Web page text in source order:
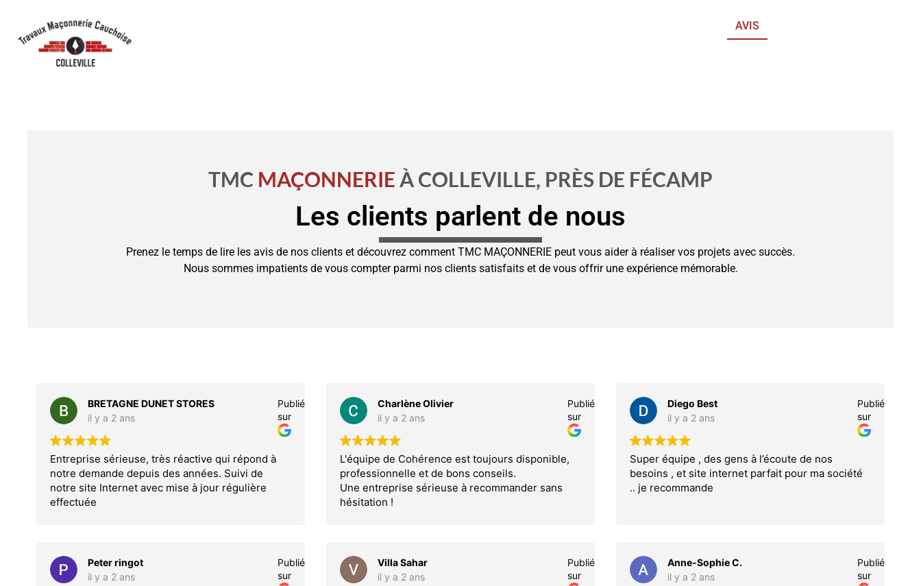
AVIS
TMC MAÇONNERIE À COLLEVILLE, PRÈS DE FÉCAMP
Les clients parlent de nous
Prenez le temps de lire les avis de nos clients et découvrez comment TMC MAÇONNERIE peut vous aider à réaliser vos projets avec succès.
Nous sommes impatients de vous compter parmi nos clients satisfaits et de vous offrir une expérience mémorable.
Publié
sur
BRETAGNE DUNET STORES
il y a 2 ans
Entreprise sérieuse, très réactive qui répond à
notre demande depuis des années. Suivi de
notre site Internet avec mise à jour régulière
effectuée
Publié
sur
Charlène Olivier
il y a 2 ans
L'équipe de Cohérence est toujours disponible,
professionnelle et de bons conseils.
Une entreprise sérieuse à recommander sans
hésitation !
Publié
sur
Diego Best
il y a 2 ans
Super équipe , des gens à l’écoute de nos
besoins , et site internet parfait pour ma société
.. je recommande
Publié
sur
Peter ringot
il y a 2 ans
Publié
sur
Villa Sahar
il y a 2 ans
Publié
sur
Anne-Sophie C.
il y a 2 ans